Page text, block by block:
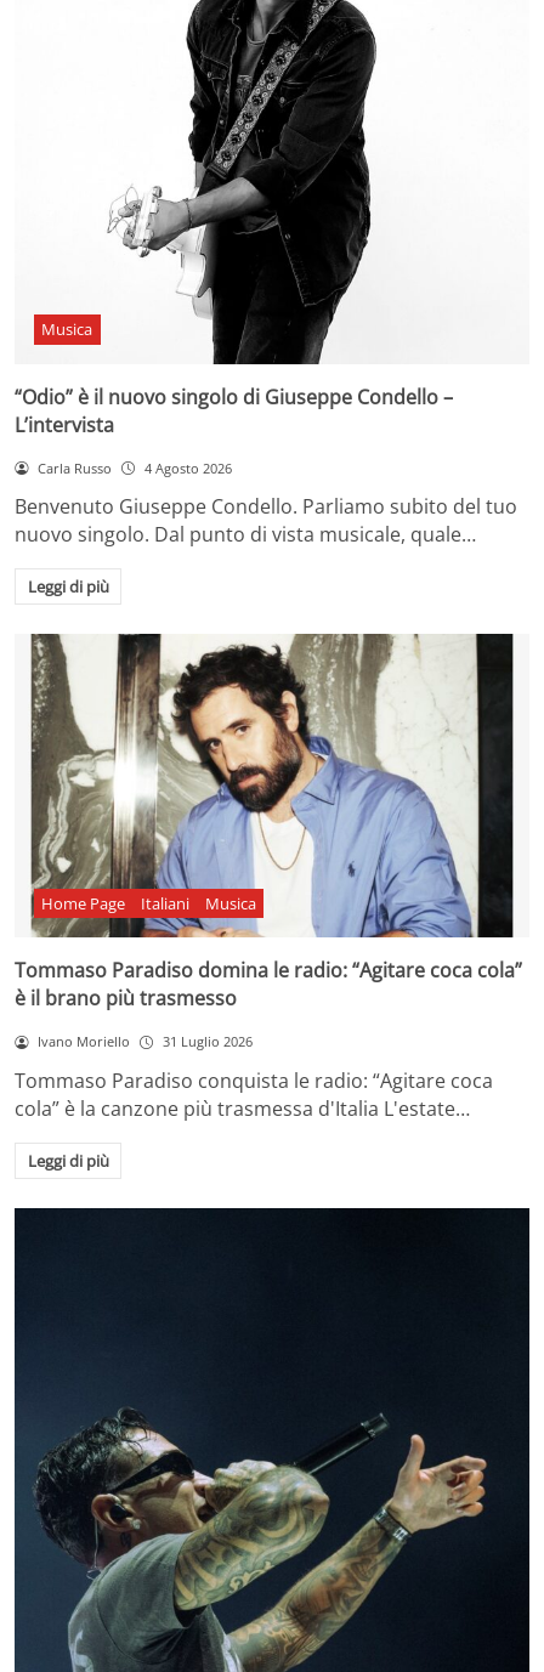
Musica
“Odio” è il nuovo singolo di Giuseppe Condello –
L’intervista
Carla Russo 4 Agosto 2026
Benvenuto Giuseppe Condello. Parliamo subito del tuo
nuovo singolo. Dal punto di vista musicale, quale…
Leggi di più
Home Page Italiani Musica
Tommaso Paradiso domina le radio: “Agitare coca cola”
è il brano più trasmesso
Ivano Moriello 31 Luglio 2026
Tommaso Paradiso conquista le radio: “Agitare coca
cola” è la canzone più trasmessa d'Italia L'estate…
Leggi di più